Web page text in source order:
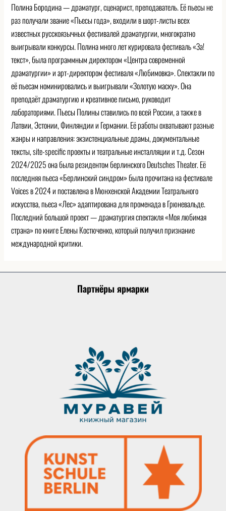
Полина Бородина — драматург, сценарист, преподаватель. Её пьесы не
раз получали звание «Пьесы года», входили в шорт-листы всех
известных русскоязычных фестивалей драматургии, многократно
выигрывали конкурсы. Полина много лет курировала фестиваль «За!
текст», была программным директором «Центра современной
драматургии» и арт-директором фестиваля «Любимовка». Спектакли по
её пьесам номинировались и выигрывали «Золотую маску». Она
преподаёт драматургию и креативное письмо, руководит
лабораториями. Пьесы Полины ставились по всей России, а также в
Латвии, Эстонии, Финляндии и Германии. Её работы охватывают разные
жанры и направления: экзистенциальные драмы, документальные
тексты, site-specific проекты и театральные инсталляции и т.д. Сезон
2024/2025 она была резидентом берлинского Deutsches Theater. Её
последняя пьеса «Берлинский синдром» была прочитана на фестивале
Voices в 2024 и поставлена в Мюнхенской Академии Театрального
искусства, пьеса «Лес» адаптирована для променада в Грюневальде.
Последний большой проект — драматургия спектакля «Моя любимая
страна» по книге Елены Костюченко, который получил признание
международной критики.
Партнёры ярмарки